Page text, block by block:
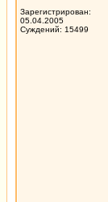
Зарегистрирован:
05.04.2005
Суждений: 15499